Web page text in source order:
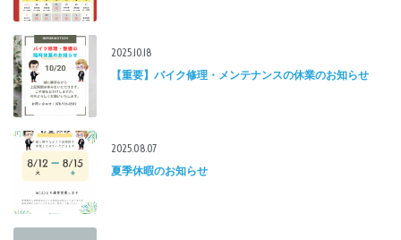
2025.10.18
【重要】バイク修理・メンテナンスの休業のお知らせ
2025.08.07
夏季休暇のお知らせ